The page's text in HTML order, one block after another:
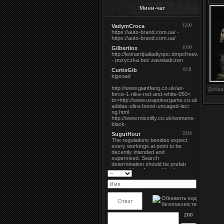
Мини-чат
200